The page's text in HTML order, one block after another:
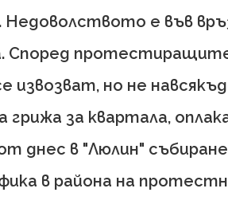
е във
Според
но не
грижа за квартала,
днес в "Люлин"
в района на